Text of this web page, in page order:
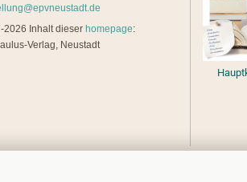
2026 Inhalt dieser homepage:
Verlag, Neustadt